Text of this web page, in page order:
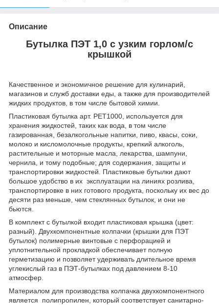
Описание
Бутылка ПЭТ 1,0 с узким горлом/с
крышкой
Качественное и экономичное решение для кулинарий,
магазинов и служб доставки еды, а также для производителей
жидких продуктов, в том числе бытовой химии.
Пластиковая бутылка арт. РЕТ1000, используется для
хранения жидкостей, таких как вода, в том числе
газированная, безалкогольные напитки, пиво, квасы, соки,
молоко и кисломолочные продукты, крепкий алкоголь,
растительные и моторные масла, лекарства, шампуни,
чернила, и тому подобные; для содержания, защиты и
транспортировки жидкостей. Пластиковые бутылки дают
большое удобство в их эксплуатации на линиях розлива,
транспортировке в них готового продукта, поскольку их вес до
десяти раз меньше, чем стеклянных бутылок, и они не
бьются.
В комплект с бутылкой входит пластиковая крышка (цвет:
разный). Двухкомпонентные колпачки (крышки для ПЭТ
бутылок) полимерные винтовые с перфорацией и
уплотнительной прокладкой обеспечивает полную
герметизацию и позволяет удерживать длительное время
углекислый газ в ПЭТ-бутылках под давлением 8-10
атмосфер.
Материалом для производства колпачка двухкомпонентного
является полипропилен, который соответствует санитарно-